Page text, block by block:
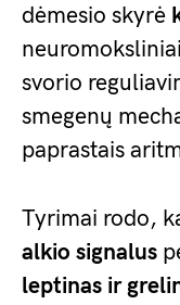
dėmesio skyrė
svorio
smegenų
paprastais
Tyrimai rodo,
alkio signalus
leptinas ir